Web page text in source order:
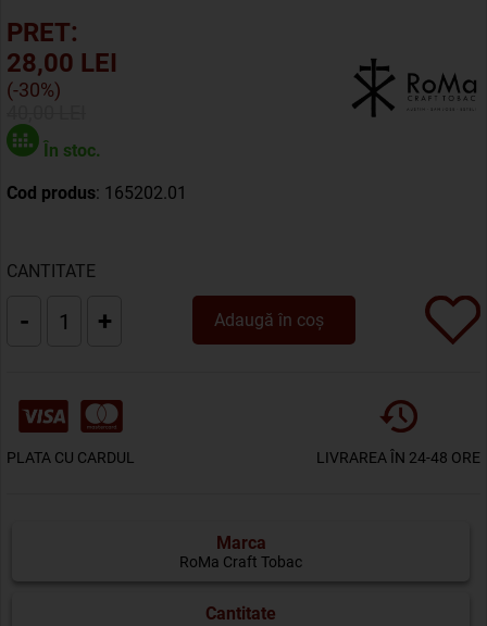
PRET:
28,00 LEI
(-30%)
În stoc.
Cod produs: 165202.01
CANTITATE
- + Adaugă în coș
PLATA CU CARDUL LIVRAREA ÎN 24-48 ORE
Marca
RoMa Craft Tobac
Cantitate